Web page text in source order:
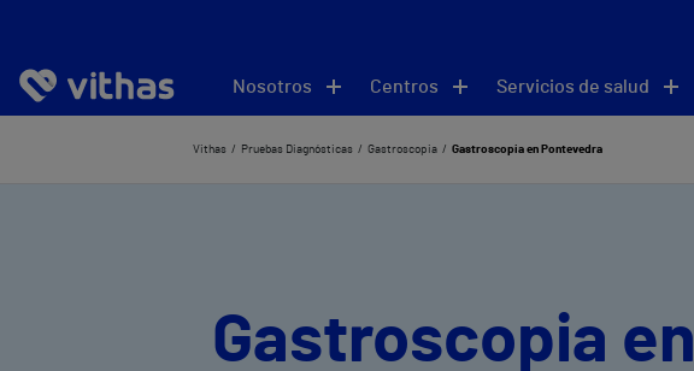
Nosotros Centros Servicios de salud
Vithas Pruebas Diagnósticas Gastroscopia Gastroscopia en Pontevedra
Gastroscopia en